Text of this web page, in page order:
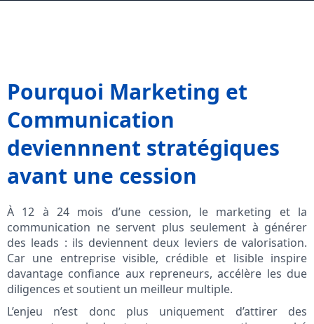
Pourquoi Marketing et
Communication
deviennnent stratégiques
avant une cession
À 12 à 24 mois d’une cession, le marketing et la
communication ne servent plus seulement à générer
des leads : ils deviennent deux leviers de valorisation.
Car une entreprise visible, crédible et lisible inspire
davantage confiance aux repreneurs, accélère les due
diligences et soutient un meilleur multiple.
L’enjeu n’est donc plus uniquement d’attirer des